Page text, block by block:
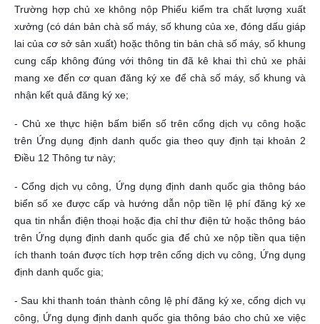
Trường hợp chủ xe không nộp Phiếu kiểm tra chất lượng xuất
xưởng (có dán bản chà số máy, số khung của xe, đóng dấu giáp
lai của cơ sở sản xuất) hoặc thông tin bản chà số máy, số khung
cung cấp không đúng với thông tin đã kê khai thì chủ xe phải
mang xe đến cơ quan đăng ký xe để chà số máy, số khung và
nhận kết quả đăng ký xe;
- Chủ xe thực hiện bấm biển số trên cổng dịch vụ công hoặc
trên Ứng dụng định danh quốc gia theo quy định tại khoản 2
Điều 12 Thông tư này;
- Cổng dịch vụ công, Ứng dụng định danh quốc gia thông báo
biển số xe được cấp và hướng dẫn nộp tiền lệ phí đăng ký xe
qua tin nhắn điện thoại hoặc địa chỉ thư điện tử hoặc thông báo
trên Ứng dụng định danh quốc gia để chủ xe nộp tiền qua tiện
ích thanh toán được tích hợp trên cổng dịch vụ công, Ứng dụng
định danh quốc gia;
- Sau khi thanh toán thành công lệ phí đăng ký xe, cổng dịch vụ
công, Ứng dụng định danh quốc gia thông báo cho chủ xe việc